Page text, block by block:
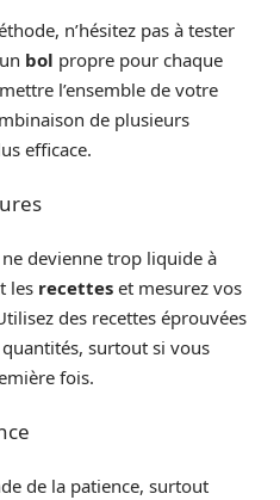
n’hésitez pas à tester
bol propre pour chaque
l’ensemble de votre
de plusieurs
efficace.
ne devienne trop liquide à
les recettes et mesurez vos
des recettes éprouvées
surtout si vous
fois.
de la patience, surtout